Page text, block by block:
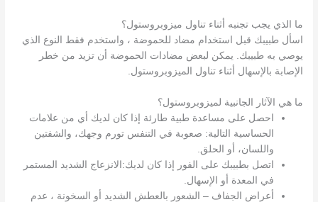
ما الذي يجب تجنبه أثناء تناول ميزوبروستول؟
اسأل طبيبك قبل استخدام مضاد للحموضة ، واستخدم فقط النوع الذي
يوصي به طبيبك. يمكن لبعض مضادات الحموضة أن تزيد من خطر
الإصابة بالإسهال أثناء تناول الميزوبروستول.
ما هي الآثار الجانبية لميزوبروستول؟
احصل على مساعدة طبية طارئة إذا كان لديك أي من علامات
الحساسية التالية: صعوبة في التنفس تورم وجهك، والشفتين
واللسان، أو الحلق.
اتصل بطبيبك على الفور إذا كان لديك:الانزعاج الشديد المستمر
في المعدة أو الإسهال.
أعراض الجفاف – الشعور بالعطش الشديد أو السخونة ، عدم